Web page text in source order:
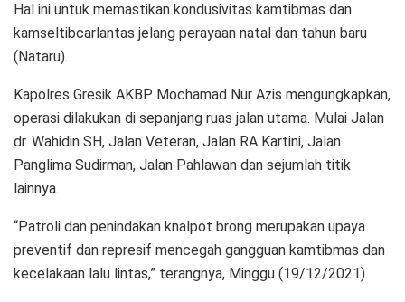
Hal ini untuk memastikan kondusivitas kamtibmas dan
kamseltibcarlantas jelang perayaan natal dan tahun baru
(Nataru).
Kapolres Gresik AKBP Mochamad Nur Azis mengungkapkan,
operasi dilakukan di sepanjang ruas jalan utama. Mulai Jalan
dr. Wahidin SH, Jalan Veteran, Jalan RA Kartini, Jalan
Panglima Sudirman, Jalan Pahlawan dan sejumlah titik
lainnya.
“Patroli dan penindakan knalpot brong merupakan upaya
preventif dan represif mencegah gangguan kamtibmas dan
kecelakaan lalu lintas,” terangnya, Minggu (19/12/2021).